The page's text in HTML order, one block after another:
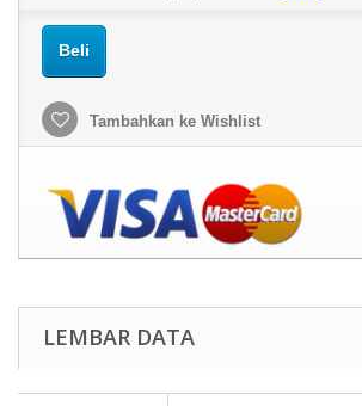
Beli
Tambahkan ke Wishlist
LEMBAR DATA